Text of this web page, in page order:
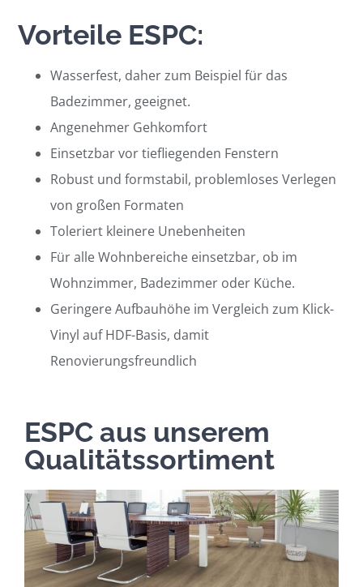
Vorteile ESPC:
Wasserfest, daher zum Beispiel für das
Badezimmer, geeignet.
Angenehmer Gehkomfort
Einsetzbar vor tiefliegenden Fenstern
Robust und formstabil, problemloses Verlegen
von großen Formaten
Toleriert kleinere Unebenheiten
Für alle Wohnbereiche einsetzbar, ob im
Wohnzimmer, Badezimmer oder Küche.
Geringere Aufbauhöhe im Vergleich zum Klick-
Vinyl auf HDF-Basis, damit
Renovierungsfreundlich
ESPC aus unserem
Qualitätssortiment